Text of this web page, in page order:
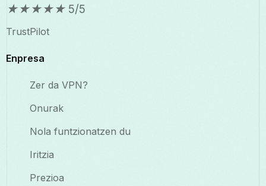
★★★★★ 5/5
TrustPilot
Enpresa
Zer da VPN?
Onurak
Nola funtzionatzen du
Iritzia
Prezioa